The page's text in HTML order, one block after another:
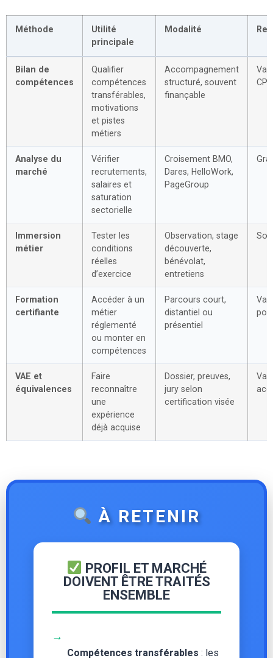
Méthode
Utilité
principale
Modalité
Bilan de
compétences
Qualifier
compétences
transférables,
motivations
et pistes
métiers
Accompagnement
structuré, souvent
finançable
CPF
Analyse du
marché
Vérifier
recrutements,
salaires et
saturation
sectorielle
Croisement BMO,
Dares, HelloWork,
PageGroup
Immersion
métier
Tester les
conditions
réelles
d’exercice
Observation, stage
découverte,
bénévolat,
entretiens
Formation
certifiante
Accéder à un
métier
réglementé
ou monter en
compétences
Parcours court,
distantiel ou
présentiel
VAE et
équivalences
Faire
reconnaître
une
expérience
déjà acquise
Dossier, preuves,
jury selon
certification visée
À RETENIR
PROFIL ET MARCHÉ
DOIVENT ÊTRE TRAITÉS
ENSEMBLE
→
Compétences transférables : les